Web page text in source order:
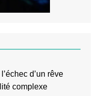
d’un rêve
complexe